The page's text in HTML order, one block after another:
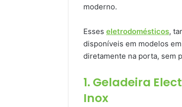
moderno.
Esses eletrodomésticos,
disponíveis em modelos
diretamente na porta, sem
1. Geladeira
Inox